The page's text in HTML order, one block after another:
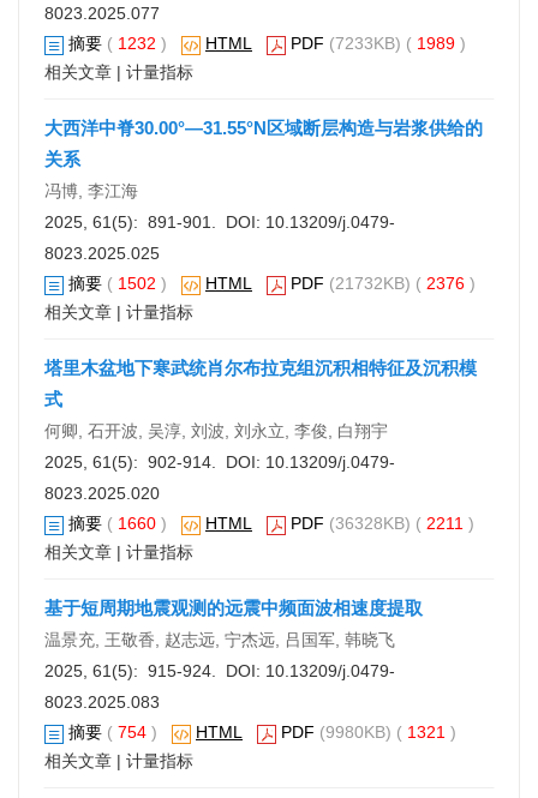
8023.2025.077
摘要 ( 1232 ) HTML PDF (7233KB) ( 1989 )
相关文章 | 计量指标
大西洋中脊30.00°—31.55°N区域断层构造与岩浆供给的
关系
冯博, 李江海
2025, 61(5): 891-901. DOI: 10.13209/j.0479-
8023.2025.025
摘要 ( 1502 ) HTML PDF (21732KB) ( 2376 )
相关文章 | 计量指标
塔里木盆地下寒武统肖尔布拉克组沉积相特征及沉积模
式
何卿, 石开波, 吴淳, 刘波, 刘永立, 李俊, 白翔宇
2025, 61(5): 902-914. DOI: 10.13209/j.0479-
8023.2025.020
摘要 ( 1660 ) HTML PDF (36328KB) ( 2211 )
相关文章 | 计量指标
基于短周期地震观测的远震中频面波相速度提取
温景充, 王敬香, 赵志远, 宁杰远, 吕国军, 韩晓飞
2025, 61(5): 915-924. DOI: 10.13209/j.0479-
8023.2025.083
摘要 ( 754 ) HTML PDF (9980KB) ( 1321 )
相关文章 | 计量指标